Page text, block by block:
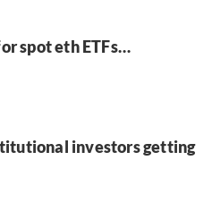
spot eth ETFs…
investors getting